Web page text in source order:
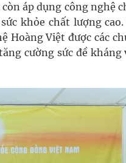
áp dụng công nghệ
khỏe chất lượng
Hoàng Việt được các
cường sức đề kháng